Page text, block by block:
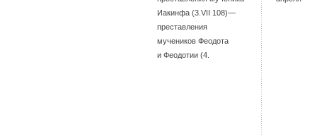
Иакинфа (3.VII 108)—
преставления
мучеников Феодота
и Феодотии (4.